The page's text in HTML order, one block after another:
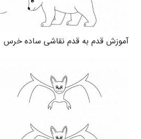
آموزش قدم به قدم نقاشی ساده خرس